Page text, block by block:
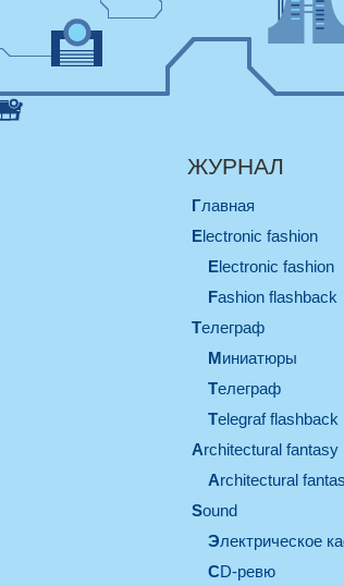
ЖУРНАЛ
Главная
electronic fashion
electronic fashion
Fashion flashback
телеграф
миниатюры
телеграф
Telegraf flashback
architectural fantasy
architectural
sound
электрическое
CD-ревю